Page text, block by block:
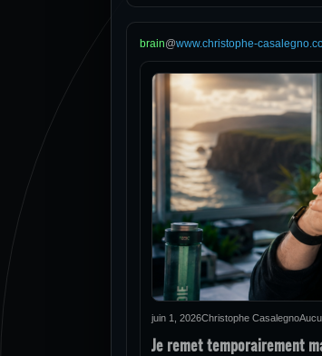
brain@www.christophe-
juin 1, 2026Christophe Casalegno
Je remet temporairement